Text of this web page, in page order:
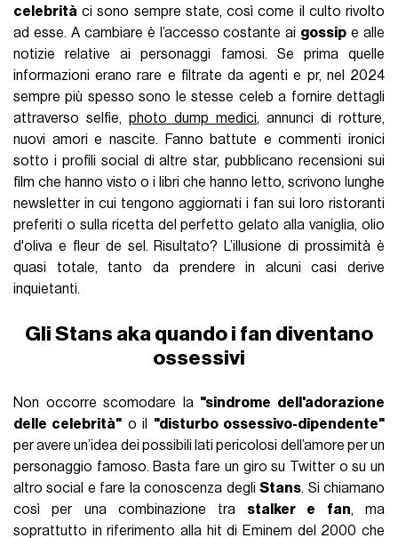
celebrità ci sono sempre state, così come il culto rivolto
ad esse. A cambiare è l’accesso costante ai gossip e alle
notizie relative ai personaggi famosi. Se prima quelle
informazioni erano rare e filtrate da agenti e pr, nel 2024
sempre più spesso sono le stesse celeb a fornire dettagli
attraverso selfie,photo dump medici, annunci di rotture,
nuovi amori e nascite. Fanno battute e commenti ironici
sotto i profili social di altre star, pubblicano recensioni sui
film che hanno visto o i libri che hanno letto, scrivono lunghe
newsletter in cui tengono aggiornati i fan sui loro ristoranti
preferiti o sulla ricetta del perfetto gelato alla vaniglia, olio
d'oliva e fleur de sel. Risultato? L’illusione di prossimità è
quasi totale, tanto da prendere in alcuni casi derive
inquietanti.
Gli Stans aka quando i fan diventano
ossessivi
Non occorre scomodare la "sindrome dell'adorazione
delle celebrità" o il "disturbo ossessivo-dipendente"
per avere un’idea dei possibili lati pericolosi dell’amore per un
personaggio famoso. Basta fare un giro su Twitter o su un
altro social e fare la conoscenza degliStans. Si chiamano
così per una combinazione tra stalker e fan, ma
soprattutto in riferimento alla hit di Eminem del 2000 che